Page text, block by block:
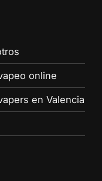
online
en Valencia